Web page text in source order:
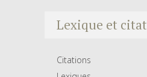
Lexique et
Citations